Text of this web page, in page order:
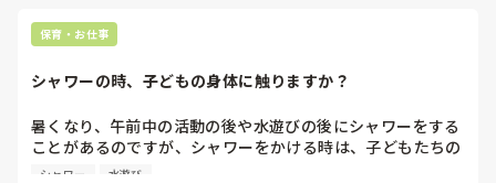
ことをするってイジメみたいでとても不快です。
で自分の意見を言うことはできません(;_;)
今振り返って思えば、ですが…
たのかは内緒にしてください」と前置きした上で相談して、気
かなと思います😣
保育・お仕事
シャワーの時、子どもの身体に触りますか？
暑くなり、午前中の活動の後や水遊びの後にシャワーをする
ことがあるのですが、シャワーをかける時は、子どもたちの
身体(背中やお腹など)に触りますか？
シャワー 水遊び